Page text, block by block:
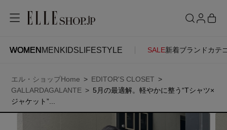
WOMEN MEN KIDS LIFESTYLE SALE新着ブランド カテ
WOMENMENKIDSLIFESTYLE
ITEMS
ACCOUNT
お気に入りアイテム
SEE RESULTS
エル・ショップHome
EDITOR'S CLOSET
GALLARDAGALANTE
5月の最適解。軽やかに整う“Tシャツ×
ジャケット”...